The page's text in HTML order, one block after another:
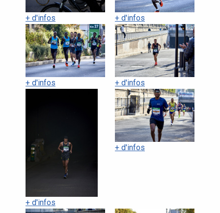
+ d'infos + d'infos
+ d'infos + d'infos
+ d'infos
+ d'infos